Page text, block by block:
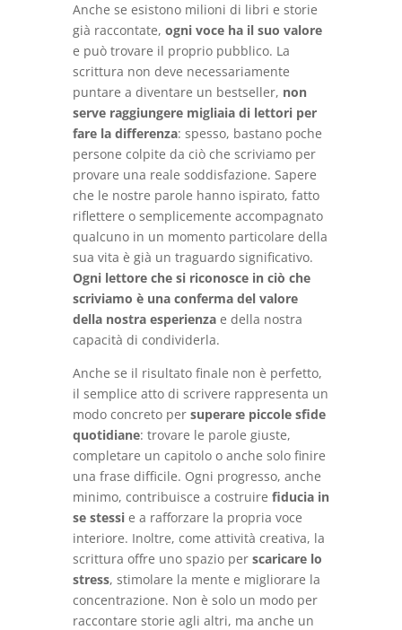
Anche se esistono milioni di libri e storie
già raccontate, ogni voce ha il suo valore
e può trovare il proprio pubblico. La
scrittura non deve necessariamente
puntare a diventare un bestseller, non
serve raggiungere migliaia di lettori per
fare la differenza: spesso, bastano poche
persone colpite da ciò che scriviamo per
provare una reale soddisfazione. Sapere
che le nostre parole hanno ispirato, fatto
riflettere o semplicemente accompagnato
qualcuno in un momento particolare della
sua vita è già un traguardo significativo.
Ogni lettore che si riconosce in ciò che
scriviamo è una conferma del valore
della nostra esperienzae della nostra
capacità di condividerla.
Anche se il risultato finale non è perfetto,
il semplice atto di scrivere rappresenta un
modo concreto per superare piccole sfide
quotidiane: trovare le parole giuste,
completare un capitolo o anche solo finire
una frase difficile. Ogni progresso, anche
minimo, contribuisce a costruire fiducia in
se stessie a rafforzare la propria voce
interiore. Inoltre, come attività creativa, la
scrittura offre uno spazio per scaricare lo
stress, stimolare la mente e migliorare la
concentrazione. Non è solo un modo per
raccontare storie agli altri, ma anche un